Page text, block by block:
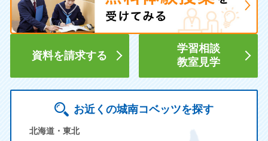
資料を請求する
学習相談
教室見学
お近くの城南コベッツを探す
北海道・東北